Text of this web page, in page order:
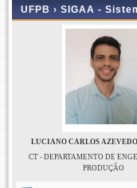
UFPB › SIGAA -
LUCIANO CARLOS
CT - DEPARTAMENTO DE
PRODUÇÃO